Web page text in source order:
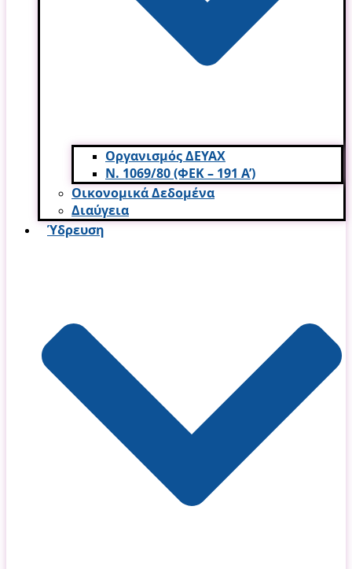
Οργανισμός ΔΕΥΑΧ
Ν. 1069/80 (ΦΕΚ – 191 Α’)
Οικονομικά Δεδομένα
Διαύγεια
Ύδρευση